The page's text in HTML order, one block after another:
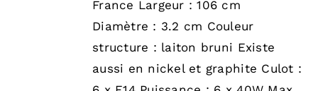
France Largeur : 106 cm
Diamètre : 3.2 cm Couleur
structure : laiton bruni Existe
aussi en nickel et graphite Culot :